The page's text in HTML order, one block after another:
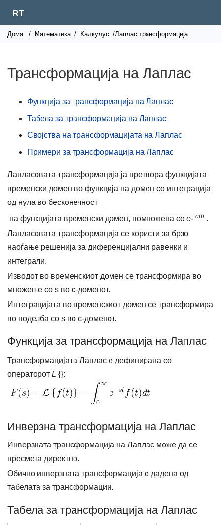
RT
Дома / Математика / Калкулус /Лаплас трансформација
Трансформација на Лаплас
Функција за трансформација на Лаплас
Табела за трансформација на Лаплас
Својства на трансформацијата на Лаплас
Примери за трансформација на Лаплас
Лапласовата трансформација ја претвора функцијата
временски домен во функција на домен со интеграција
од нула во бесконечност
на функцијата временски домен, помножена со е- ст .
Лапласовата трансформација се користи за брзо
наоѓање решенија за диференцијални равенки и
интеграли.
Изводот во временскиот домен се трансформира во
множење со s во с-доменот.
Интеграцијата во временскиот домен се трансформира
во поделба со s во с-доменот.
Функција за трансформација на Лаплас
Трансформацијата Лаплас е дефинирана со
операторот L {}:
Инверзна трансформација на Лаплас
Инверзната трансформација на Лаплас може да се
пресмета директно.
Обично инверзната трансформација е дадена од
табелата за трансформации.
Табела за трансформација на Лаплас